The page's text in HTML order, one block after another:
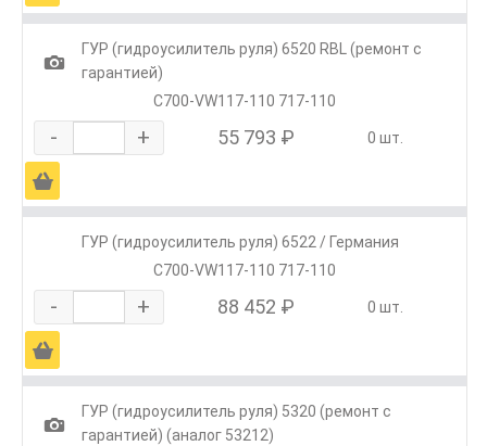
1
ГУР (гидроусилитель руля) 6520 RBL (ремонт с
гарантией)
C700-VW117-110 717-110
- + 55 793 ₽ 0 шт.
Ä
ГУР (гидроусилитель руля) 6522 / Германия
С700-VW117-110 717-110
- + 88 452 ₽ 0 шт.
Ä
1
ГУР (гидроусилитель руля) 5320 (ремонт с
гарантией) (аналог 53212)